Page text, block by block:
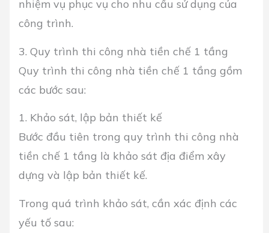
nhiệm vụ phục vụ cho nhu cầu sử dụng của
công trình.
3. Quy trình thi công nhà tiền chế 1 tầng
Quy trình thi công nhà tiền chế 1 tầng gồm
các bước sau:
1. Khảo sát, lập bản thiết kế
Bước đầu tiên trong quy trình thi công nhà
tiền chế 1 tầng là khảo sát địa điểm xây
dựng và lập bản thiết kế.
Trong quá trình khảo sát, cần xác định các
yếu tố sau: